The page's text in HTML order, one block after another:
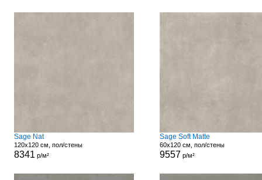
Sage Nat
120x120 см, пол/стены
8341 р/м²
Sage Soft Matte
60x120 см, пол/стены
9557 р/м²